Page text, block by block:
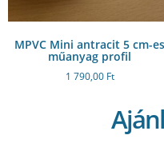
MPVC Mini antracit 5 cm-es
műanyag profil
1 790,00 Ft